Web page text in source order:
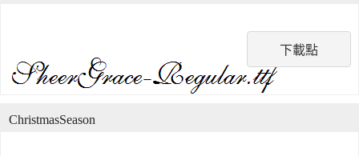
下載點
ChristmasSeason